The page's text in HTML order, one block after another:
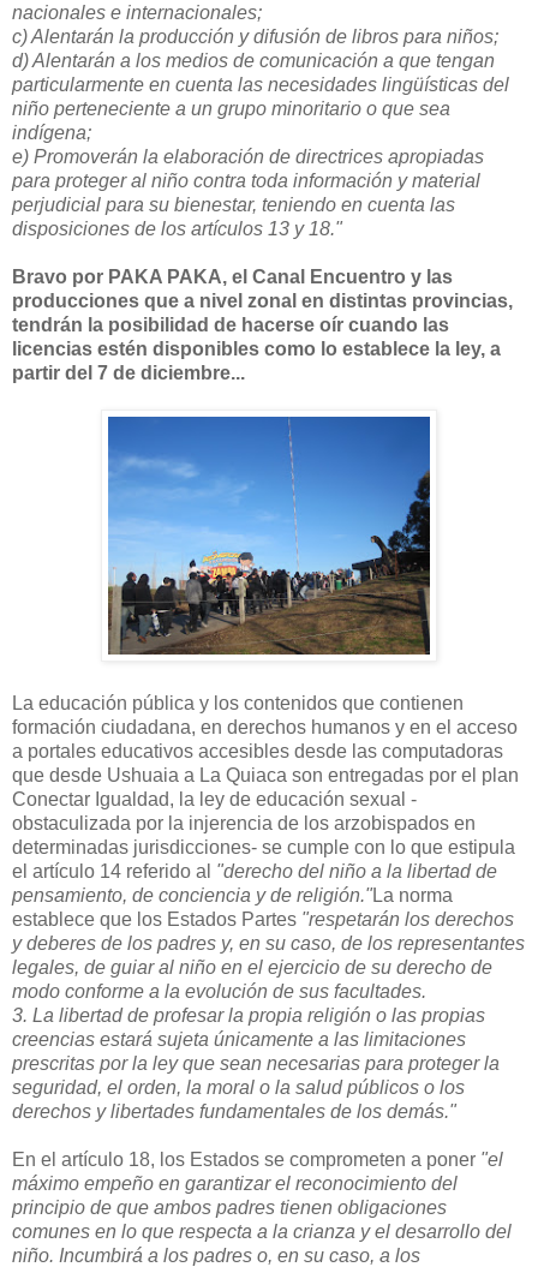
nacionales e internacionales;
c) Alentarán la producción y difusión de libros para niños;
d) Alentarán a los medios de comunicación a que tengan
particularmente en cuenta las necesidades lingüísticas del
niño perteneciente a un grupo minoritario o que sea
indígena;
e) Promoverán la elaboración de directrices apropiadas
para proteger al niño contra toda información y material
perjudicial para su bienestar, teniendo en cuenta las
disposiciones de los artículos 13 y 18."
Bravo por PAKA PAKA, el Canal Encuentro y las
producciones que a nivel zonal en distintas provincias,
tendrán la posibilidad de hacerse oír cuando las
licencias estén disponibles como lo establece la ley, a
partir del 7 de diciembre...
La educación pública y los contenidos que contienen
formación ciudadana, en derechos humanos y en el acceso
a portales educativos accesibles desde las computadoras
que desde Ushuaia a La Quiaca son entregadas por el plan
Conectar Igualdad, la ley de educación sexual -
obstaculizada por la injerencia de los arzobispados en
determinadas jurisdicciones- se cumple con lo que estipula
el artículo 14 referido al "derecho del niño a la libertad de
pensamiento, de conciencia y de religión."La norma
establece que los Estados Partes "respetarán los derechos
y deberes de los padres y, en su caso, de los representantes
legales, de guiar al niño en el ejercicio de su derecho de
modo conforme a la evolución de sus facultades.
3. La libertad de profesar la propia religión o las propias
creencias estará sujeta únicamente a las limitaciones
prescritas por la ley que sean necesarias para proteger la
seguridad, el orden, la moral o la salud públicos o los
derechos y libertades fundamentales de los demás."
En el artículo 18, los Estados se comprometen a poner "el
máximo empeño en garantizar el reconocimiento del
principio de que ambos padres tienen obligaciones
comunes en lo que respecta a la crianza y el desarrollo del
niño. Incumbirá a los padres o, en su caso, a los